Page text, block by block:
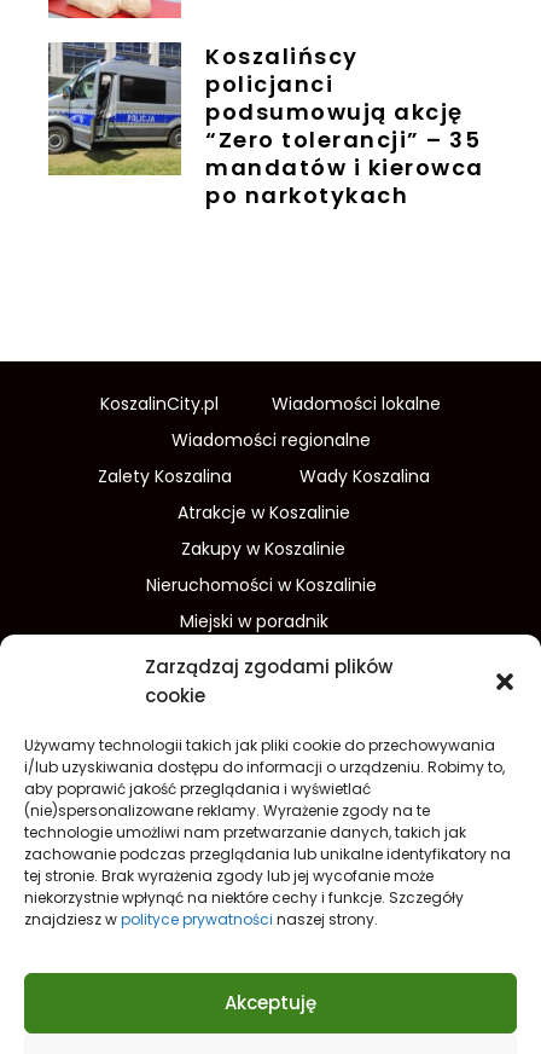
Zarządzaj zgodami plików
cookie
Używamy technologii takich jak pliki cookie do przechowywania
i/lub uzyskiwania dostępu do informacji o urządzeniu. Robimy to,
aby poprawić jakość przeglądania i wyświetlać
(nie)spersonalizowane reklamy. Wyrażenie zgody na te
technologie umożliwi nam przetwarzanie danych, takich jak
zachowanie podczas przeglądania lub unikalne identyfikatory na
tej stronie. Brak wyrażenia zgody lub jej wycofanie może
niekorzystnie wpłynąć na niektóre cechy i funkcje. Szczegóły
znajdziesz wpolityce prywatności naszej strony.
Akceptuję
Koszalińscy
policjanci
podsumowują akcję
“Zero tolerancji” – 35
mandatów i kierowca
po narkotykach
KoszalinCity.pl
Wiadomości lokalne
Wiadomości regionalne
Zalety Koszalina
Wady Koszalina
Atrakcje w Koszalinie
Zakupy w Koszalinie
Nieruchomości w Koszalinie
Miejski w poradnik
Wydarzenia w Koszalinie
Sport w Koszalinie
Finanse i inwestycje
Dom i ogród
Turystyka
Lifestyle
O nas
Redakcja
Reklama
Kontakt
Prywatność
Polityka prywatności Cookies (EU)